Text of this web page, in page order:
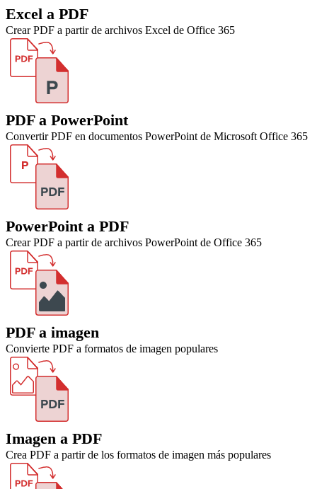
Excel a PDF
Crear PDF a partir de archivos Excel de Office 365
PDF a PowerPoint
Convertir PDF en documentos PowerPoint de Microsoft Office 365
PowerPoint a PDF
Crear PDF a partir de archivos PowerPoint de Office 365
PDF a imagen
Convierte PDF a formatos de imagen populares
Imagen a PDF
Crea PDF a partir de los formatos de imagen más populares